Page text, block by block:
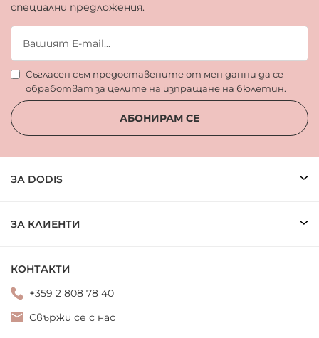
специални предложения.
Съгласен съм предоставените от мен данни да се
обработват за целите на изпращане на бюлетин.
АБОНИРАМ СЕ
ЗА DODIS
ЗА КЛИЕНТИ
КОНТАКТИ
+359 2 808 78 40
Свържи се с нас